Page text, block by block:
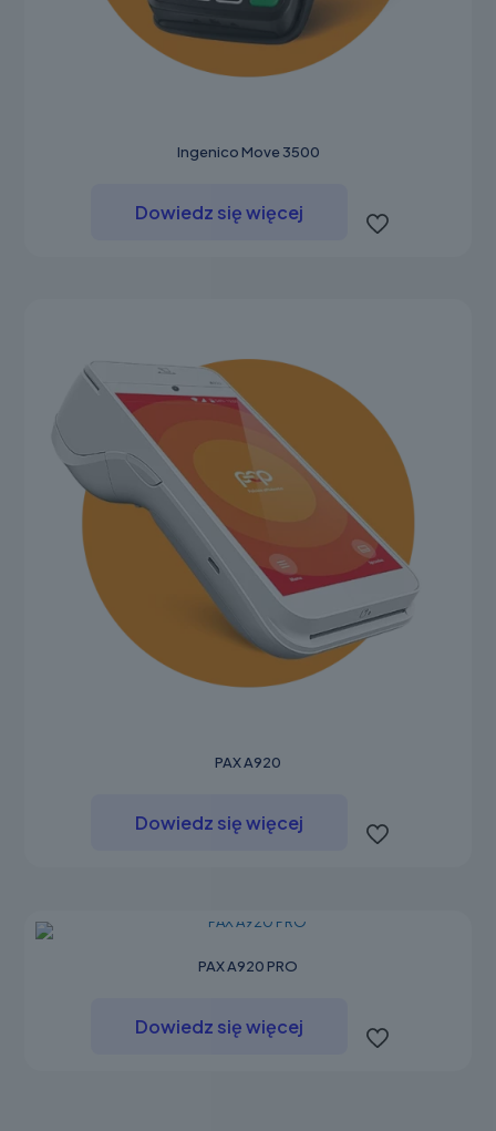
Ingenico Move 3500
Dowiedz się więcej
PAX A920
Dowiedz się więcej
PAX A920 PRO
Dowiedz się więcej